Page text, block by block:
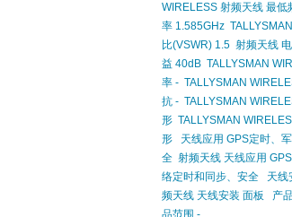
WIRELESS 射频天线 最低
率 1.585GHz
比(VSWR) 1.5 射频天线
益 40dB TALLYSMAN
率 - TALLYSMAN
抗 - TALLYSMAN
形 TALLYSMAN
形
天线应用 GPS定时、
全 射频天线 天线应用
络定时和同步、安全
天线
频天线 天线安装 面板
产
品范围 -